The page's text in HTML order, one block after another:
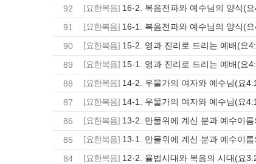
92
[요한복음] 16-2. 복음전파와 예수님의 양식(
91
[요한복음] 16-1. 복음전파와 예수님의 양식(
90
[요한복음] 15-2. 영과 진리로 드리는 예배(요
89
[요한복음] 15-1. 영과 진리로 드리는 예배(요
88
[요한복음] 14-2. 우물가의 여자와 예수님(요
87
[요한복음] 14-1. 우물가의 여자와 예수님(요
86
[요한복음] 13-2. 만물위에 계신 분과 예수이
85
[요한복음] 13-1. 만물위에 계신 분과 예수이
84
[요한복음] 12-2. 율법시대와 복음의 시대(요